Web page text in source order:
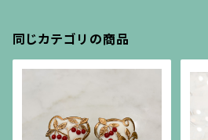
同じカテゴリの商品